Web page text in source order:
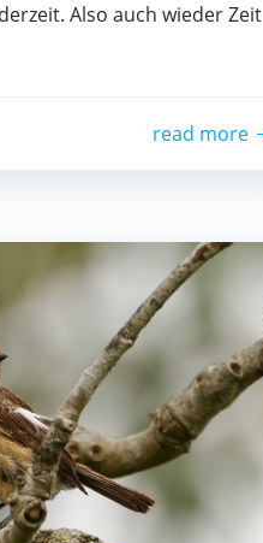
Also auch wieder Zeit
read more